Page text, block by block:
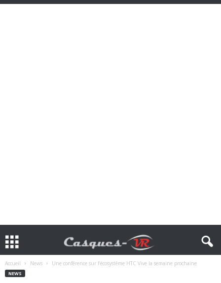
Accueil News Une conférence sur l’écosystème HTC Vive la semaine prochaine
NEWS